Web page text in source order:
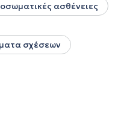
ασθένειες
σχέσεων